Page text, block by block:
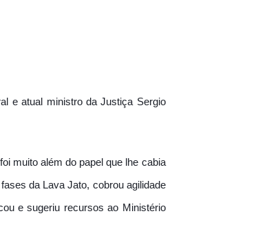
e atual ministro da Justiça Sergio
muito além do papel que lhe cabia
da Lava Jato, cobrou agilidade
e sugeriu recursos ao Ministério